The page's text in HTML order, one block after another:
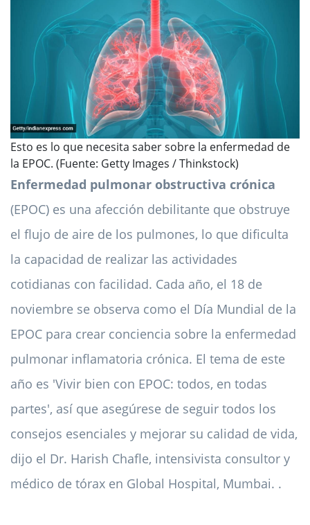
Esto es lo que necesita saber sobre la enfermedad de
la EPOC. (Fuente: Getty Images / Thinkstock)
Enfermedad pulmonar obstructiva crónica
(EPOC) es una afección debilitante que obstruye
el flujo de aire de los pulmones, lo que dificulta
la capacidad de realizar las actividades
cotidianas con facilidad. Cada año, el 18 de
noviembre se observa como el Día Mundial de la
EPOC para crear conciencia sobre la enfermedad
pulmonar inflamatoria crónica. El tema de este
año es 'Vivir bien con EPOC: todos, en todas
partes', así que asegúrese de seguir todos los
consejos esenciales y mejorar su calidad de vida,
dijo el Dr. Harish Chafle, intensivista consultor y
médico de tórax en Global Hospital, Mumbai. .